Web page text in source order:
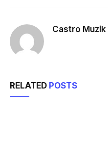
Castro Muzik
RELATED POSTS